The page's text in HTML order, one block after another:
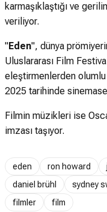
karmaşıklaştığı ve
veriliyor.
"Eden", dünya
Uluslararası Film
eleştirmenlerden
2025 tarihinde
Filmin müzikleri ise
imzası taşıyor.
eden ron howard
daniel brühl
sydney
filmler
film